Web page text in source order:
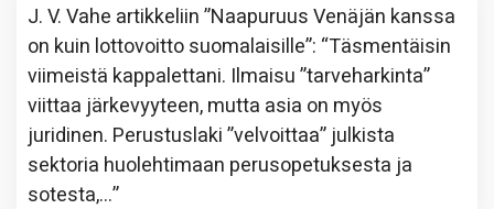
J. V. Vahe artikkeliin”Naapuruus Venäjän kanssa
on kuin lottovoitto suomalaisille”: “Täsmentäisin
viimeistä kappalettani. Ilmaisu ”tarveharkinta”
viittaa järkevyyteen, mutta asia on myös
juridinen. Perustuslaki ”velvoittaa” julkista
sektoria huolehtimaan perusopetuksesta ja
sotesta,…”